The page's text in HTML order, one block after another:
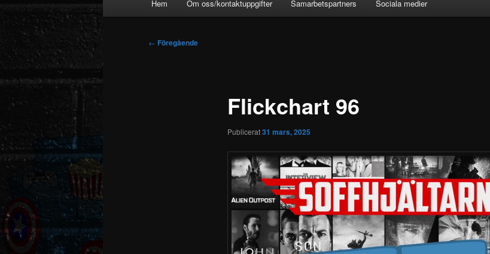
Hem Om oss/kontaktuppgifter Samarbetspartners Sociala medier
Inläggsnavigering
← Föregående
Flickchart 96
Publicerat31 mars, 2025